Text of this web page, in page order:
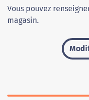
Vous pouvez
magasin.